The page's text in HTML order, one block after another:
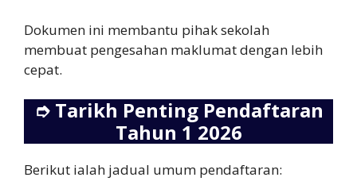
Dokumen ini membantu pihak sekolah
membuat pengesahan maklumat dengan lebih
cepat.
➮ Tarikh Penting Pendaftaran
Tahun 1 2026
Berikut ialah jadual umum pendaftaran: